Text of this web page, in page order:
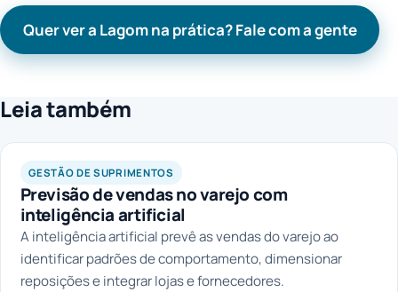
Quer ver a Lagom na prática? Fale com a gente
Leia também
GESTÃO DE SUPRIMENTOS
Previsão de vendas no varejo com
inteligência artificial
A inteligência artificial prevê as vendas do varejo ao
identificar padrões de comportamento, dimensionar
reposições e integrar lojas e fornecedores.